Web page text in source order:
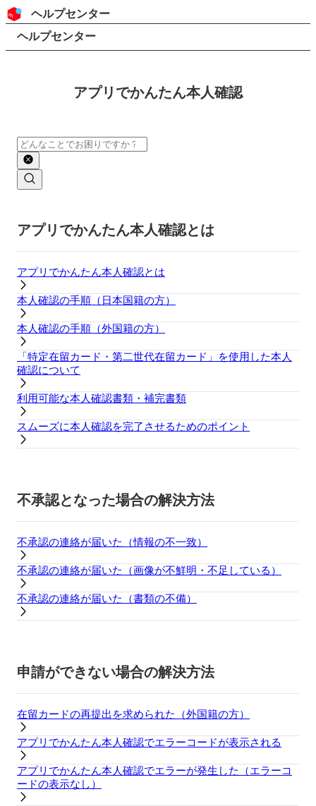
コンテンツにスキップ
ヘッダー
ヘルプセンター
検索
パンくずリスト
ヘルプセンター
アプリでかんたん本人確認
検索
アプリでかんたん本人確認とは
アプリでかんたん本人確認とは
本人確認の手順（日本国籍の方）
本人確認の手順（外国籍の方）
「特定在留カード・第二世代在留カード」を使用した本人
確認について
利用可能な本人確認書類・補完書類
スムーズに本人確認を完了させるためのポイント
不承認となった場合の解決方法
不承認の連絡が届いた（情報の不一致）
不承認の連絡が届いた（画像が不鮮明・不足している）
不承認の連絡が届いた（書類の不備）
申請ができない場合の解決方法
在留カードの再提出を求められた（外国籍の方）
アプリでかんたん本人確認でエラーコードが表示される
アプリでかんたん本人確認でエラーが発生した（エラーコ
ードの表示なし）